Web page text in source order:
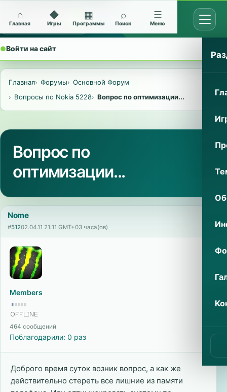
Архив Nokia 5228
●Войти на сайт
⌂
Главная
◆
Игры
▦
Программы
⌕
Поиск
☰
Меню
Главная Форумы
Основной Форум
Вопросы по Nokia 5228
Вопрос по оптимизации...
Вопрос по
оптимизации...
Nome
#51202.04.11 21:11 GMT+03 часа(ов)
Members
464 сообщений
Поблагодарили: 0 раз
Доброго время суток возник вопрос, а как же
действительно стереть все лишние из памяти